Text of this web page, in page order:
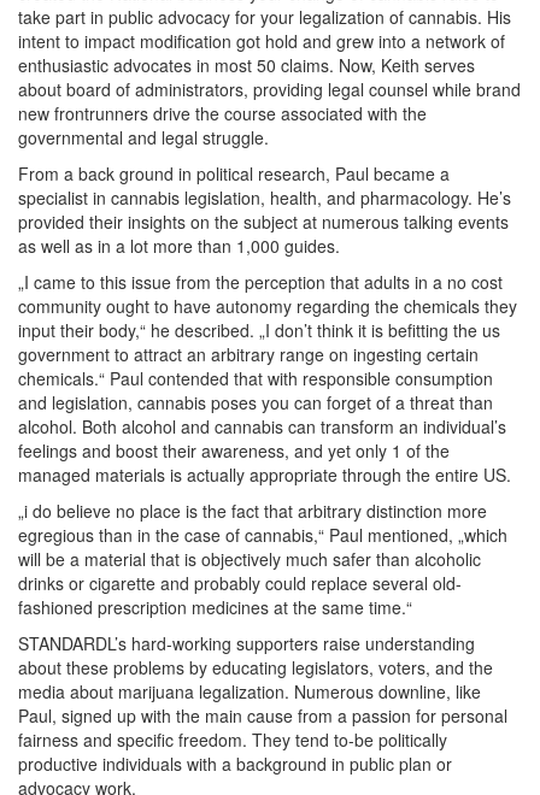
take part in public advocacy for your legalization of cannabis. His
intent to impact modification got hold and grew into a network of
enthusiastic advocates in most 50 claims. Now, Keith serves
about board of administrators, providing legal counsel while brand
new frontrunners drive the course associated with the
governmental and legal struggle.
From a back ground in political research, Paul became a
specialist in cannabis legislation, health, and pharmacology. He’s
provided their insights on the subject at numerous talking events
as well as in a lot more than 1,000 guides.
„I came to this issue from the perception that adults in a no cost
community ought to have autonomy regarding the chemicals they
input their body,“ he described. „I don’t think it is befitting the us
government to attract an arbitrary range on ingesting certain
chemicals.“ Paul contended that with responsible consumption
and legislation, cannabis poses you can forget of a threat than
alcohol. Both alcohol and cannabis can transform an individual’s
feelings and boost their awareness, and yet only 1 of the
managed materials is actually appropriate through the entire US.
„i do believe no place is the fact that arbitrary distinction more
egregious than in the case of cannabis,“ Paul mentioned, „which
will be a material that is objectively much safer than alcoholic
drinks or cigarette and probably could replace several old-
fashioned prescription medicines at the same time.“
STANDARDL’s hard-working supporters raise understanding
about these problems by educating legislators, voters, and the
media about marijuana legalization. Numerous downline, like
Paul, signed up with the main cause from a passion for personal
fairness and specific freedom. They tend to-be politically
productive individuals with a background in public plan or
advocacy work.